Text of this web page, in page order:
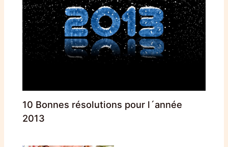
10 Bonnes résolutions pour l´année
2013